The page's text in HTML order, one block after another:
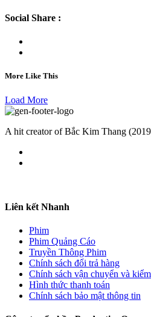
Social Share :
More Like This
Load More
A hit creator of Bắc Kim Thang
Liên kết Nhanh
Phim
Phim Quảng Cáo
Truyền Thông Phim
Chính sách đổi trả hàng
Chính sách vận chuyển và
Hình thức thanh toán
Chính sách bảo mật thông tin